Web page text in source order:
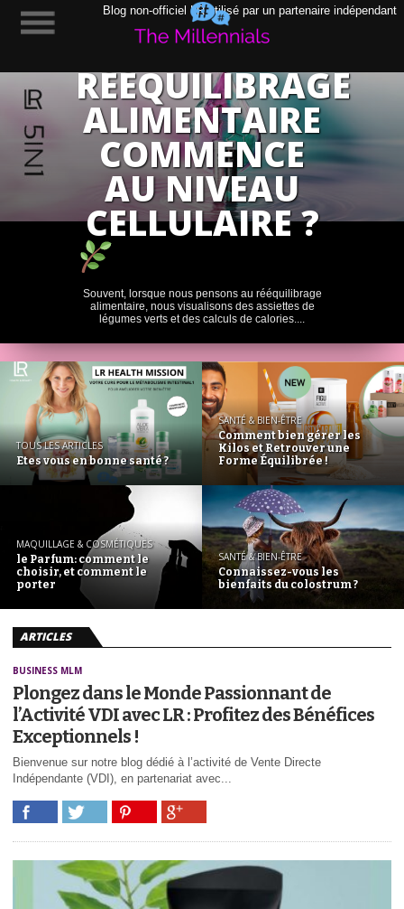
Blog non-officiel LR utilisé par un partenaire indépendant
POURQUOI
LE
RÉÉQUILIBRAGE
ALIMENTAIRE
COMMENCE
AU NIVEAU
CELLULAIRE ?
Souvent, lorsque nous pensons au rééquilibrage
alimentaire, nous visualisons des assiettes de
légumes verts et des calculs de calories....
TOUS LES ARTICLES
Etes vous en bonne santé ?
SANTÉ & BIEN-ÊTRE
Comment bien gérer les
Kilos et Retrouver une
Forme Équilibrée !
MAQUILLAGE & COSMÉTIQUES
le Parfum: comment le
choisir, et comment le
porter
SANTÉ & BIEN-ÊTRE
Connaissez-vous les
bienfaits du colostrum ?
ARTICLES
BUSINESS MLM
Plongez dans le Monde Passionnant de
l’Activité VDI avec LR : Profitez des Bénéfices
Exceptionnels !
Bienvenue sur notre blog dédié à l’activité de Vente Directe
Indépendante (VDI), en partenariat avec...